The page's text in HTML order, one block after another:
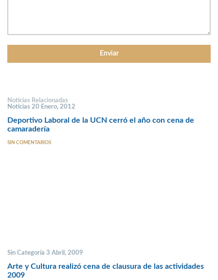
Noticias Relacionadas
Noticias 20 Enero, 2012
Deportivo Laboral de la UCN cerró el año con cena de
camaradería
SIN COMENTARIOS
Sin Categoría 3 Abril, 2009
Arte y Cultura realizó cena de clausura de las actividades
2009